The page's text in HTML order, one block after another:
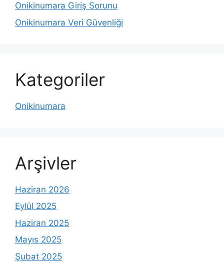
Onikinumara Giriş Sorunu
Onikinumara Veri Güvenliği
Kategoriler
Onikinumara
Arşivler
Haziran 2026
Eylül 2025
Haziran 2025
Mayıs 2025
Şubat 2025